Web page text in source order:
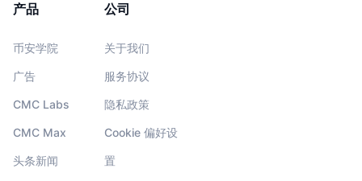
产品
币安学院
广告
CMC Labs
CMC Max
头条新闻
公司
关于我们
服务协议
隐私政策
Cookie 偏好设
置